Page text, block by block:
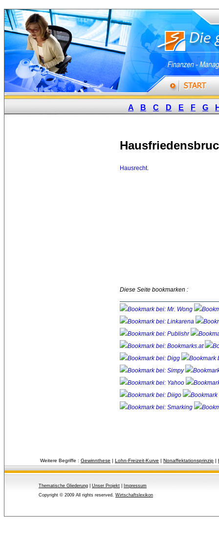
A B C D E F G
Hausrecht.
Diese Seite bookmarken :
Weitere Begriffe : Gewinnthese | Lohn-Freizeit-Kurve | Nonaffektationsprinzip |
Thematische Gliederung Unser Projekt
Impressum
Copyright © 2009 All rights reserved. Wirtschaftslexikon